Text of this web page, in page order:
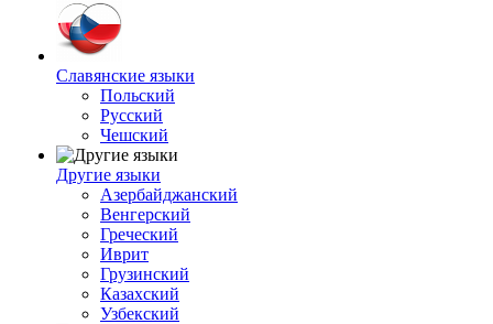
Славянские языки
Польский
Русский
Чешский
Другие языки
Азербайджанский
Венгерский
Греческий
Иврит
Грузинский
Казахский
Узбекский